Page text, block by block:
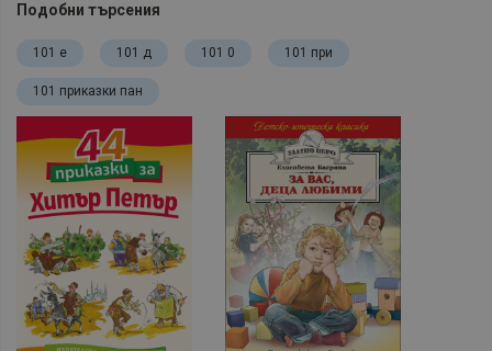
Подобни търсения
101 е 101 д 101 0 101 при
101 приказки пан